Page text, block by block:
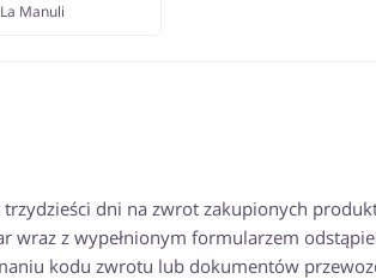
La Manuli
dni na zwrot zakupionych
wraz z wypełnionym formularzem
kodu zwrotu lub dokumentów